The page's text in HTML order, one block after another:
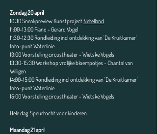
Zondag 20 april
10.30 Sneakpreview Kunstproject Netelland
11:00-13:00 Piano - Gerard Vogel
11:30-12:30 Rondleiding incl ontdekking van 'De Kruitkamer'
Info-punt Waterlinie
13:00 Voorstelling circustheater - Wietske Vogels
13:30-15:30 Workshop vrolijke bloempotjes - Chantal van
Willigen
14:00-15:00 Rondleiding incl ontdekking van 'De Kruitkamer'
Info-punt Waterlinie
15:00 Voorstelling circustheater - Wietske Vogels
Hele dag: Speurtocht voor kinderen
Maandag 21 april